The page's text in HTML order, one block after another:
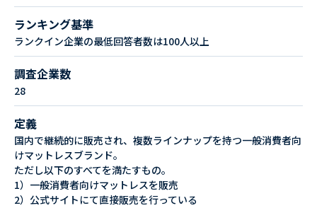
ランキング基準
ランクイン企業の最低回答者数は100人以上
調査企業数
28
定義
国内で継続的に販売され、複数ラインナップを持つ一般消費者向
けマットレスブランド。
ただし以下のすべてを満たすもの。
1）一般消費者向けマットレスを販売
2）公式サイトにて直接販売を行っている